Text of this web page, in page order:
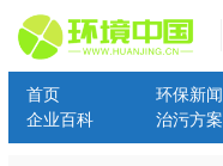
首页 环保新闻
企业百科
治污方案